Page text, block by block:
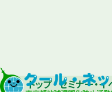
トップ セミナー・イ